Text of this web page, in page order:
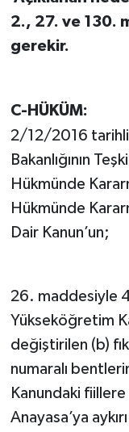
2., 27. ve 130.
gerekir.
C-HÜKÜM:
2/12/2016 tarihli
Bakanlığının
Hükmünde
Hükmünde
Dair Kanun’un;
26. maddesiyle
Yükseköğretim
değiştirilen (b)
numaralı
Kanundaki
Anayasa’ya